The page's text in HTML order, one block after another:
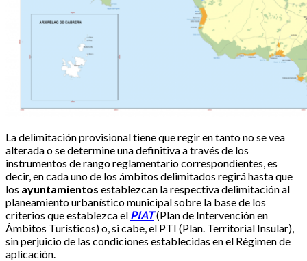
La delimitación provisional tiene que regir en tanto no se vea
alterada o se determine una definitiva a través de los
instrumentos de rango reglamentario correspondientes, es
decir, en cada uno de los ámbitos delimitados regirá hasta que
los ayuntamientos establezcan la respectiva delimitación al
planeamiento urbanístico municipal sobre la base de los
criterios que establezca el PIAT(Plan de Intervención en
Ámbitos Turísticos) o, si cabe, el PTI (Plan. Territorial Insular),
sin perjuicio de las condiciones establecidas en el Régimen de
aplicación.